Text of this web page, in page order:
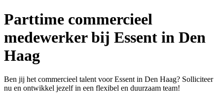
Parttime commercieel
medewerker bij Essent in Den
Haag
Ben jij het commercieel talent voor Essent in Den Haag? Solliciteer
nu en ontwikkel jezelf in een flexibel en duurzaam team!